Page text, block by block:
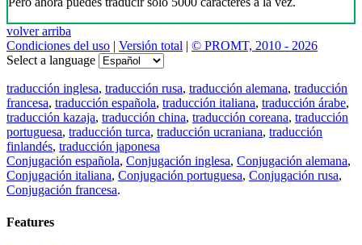
volver arriba
Condiciones del uso | Versión total | © PROMT, 2010 - 2026
Select a language
traducción inglesa, traducción rusa, traducción alemana, traducción
francesa, traducción española, traducción italiana, traducción árabe,
traducción kazaja, traducción china, traducción coreana, traducción
portuguesa, traducción turca, traducción ucraniana, traducción
finlandés, traducción japonesa
Conjugación española, Conjugación inglesa, Conjugación alemana,
Conjugación italiana, Conjugación portuguesa, Conjugación rusa,
Conjugación francesa.
Features